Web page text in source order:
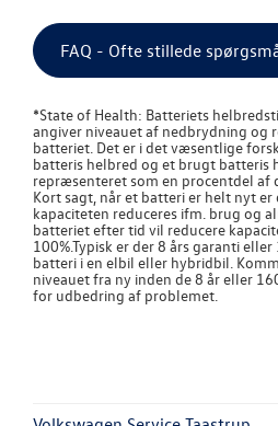
FAQ - Ofte stillede
*State of Health: Batteriets
angiver niveauet af nedbrydning og
batteriet. Det er i det væsentlige
batteris helbred og et brugt batteris
repræsenteret som en procentdel af
Kort sagt, når et batteri er helt nyt er
kapaciteten reduceres ifm. brug og
batteriet efter tid vil reducere
100%.Typisk er der 8 års garanti
batteri i en elbil eller hybridbil.
niveauet fra ny inden de 8 år eller
for udbedring af problemet.